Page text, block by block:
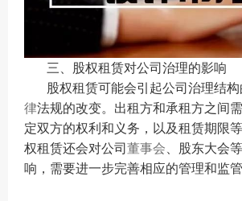
三、股权租赁对公司治理的影响
股权租赁可能会引起公司治理结
律法规的改变。出租方和承租方之间
定双方的权利和义务，以及租赁期限
权租赁还会对公司 董事会 、股东大会
响，需要进一步完善相应的管理和监管